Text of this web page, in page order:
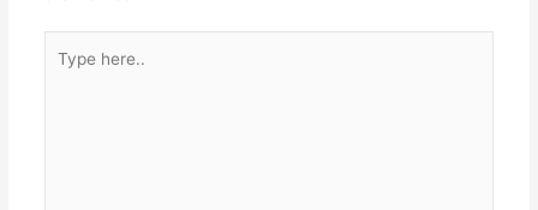
here..